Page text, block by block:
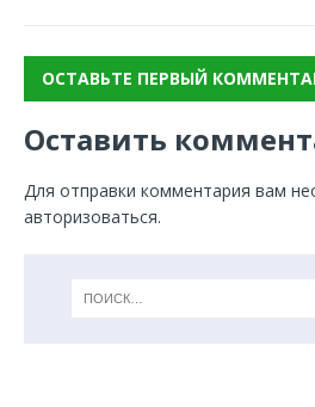
ОСТАВЬТЕ ПЕРВЫЙ
Оставить
Для отправки комментария вам
авторизоваться.